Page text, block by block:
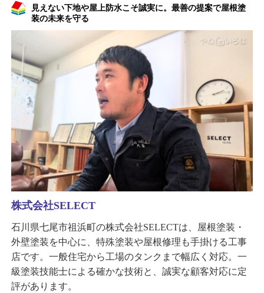
見えない下地や屋上防水こそ誠実に。最善の提案で屋根塗
装の未来を守る
株式会社SELECT
石川県七尾市祖浜町の株式会社SELECTは、屋根塗装・
外壁塗装を中心に、特殊塗装や屋根修理も手掛ける工事
店です。一般住宅から工場のタンクまで幅広く対応。一
級塗装技能士による確かな技術と、誠実な顧客対応に定
評があります。